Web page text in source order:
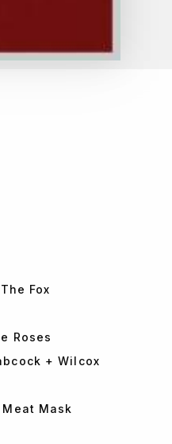
Fox
Roses
+ Wilcox
Mask